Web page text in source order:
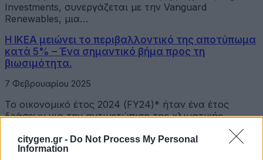
citygen.gr - Do Not Process My Personal
Information
Investments, συνεργάζεται με την Vanguard
Renewables, μια…
Η ΙΚΕΑ μειώνει το περιβαλλοντικό της αποτύπωμα
κατά 5% – Ένα σημαντικό βήμα προς τη
βιωσιμότητα.
7 Φεβρουαρίου 2025
Το οικονομικό έτος 2024 (FY24)* ήταν ένα έτος
δράσεων για την αντιμετώπιση της κλιματικής